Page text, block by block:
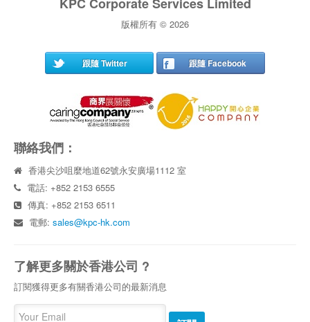
KPC Corporate Services Limited
版權所有 © 2026
跟隨 Twitter 跟隨 Facebook
聯絡我們：
香港尖沙咀麼地道62號永安廣場1112 室
電話: +852 2153 6555
傳真: +852 2153 6511
電郵:sales@kpc-hk.com
了解更多關於香港公司 ?
訂閱獲得更多有關香港公司的最新消息